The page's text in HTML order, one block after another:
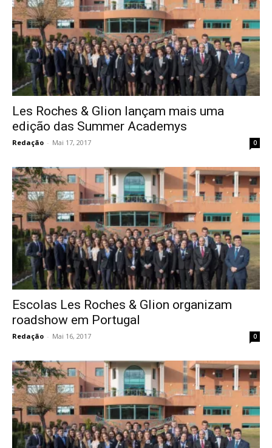
Les Roches & Glion lançam mais uma
edição das Summer Academys
Redação - Mai 17, 2017 0
Escolas Les Roches & Glion organizam
roadshow em Portugal
Redação - Mai 16, 2017 0